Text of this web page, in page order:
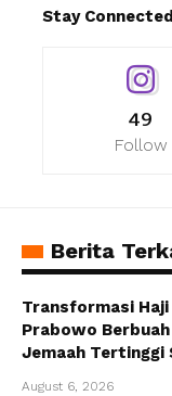
Stay Connected
49
Follow
Berita
Transformasi Haji
Prabowo
Jemaah Tertinggi
August 6, 2026